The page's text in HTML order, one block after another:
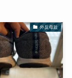
外反母趾